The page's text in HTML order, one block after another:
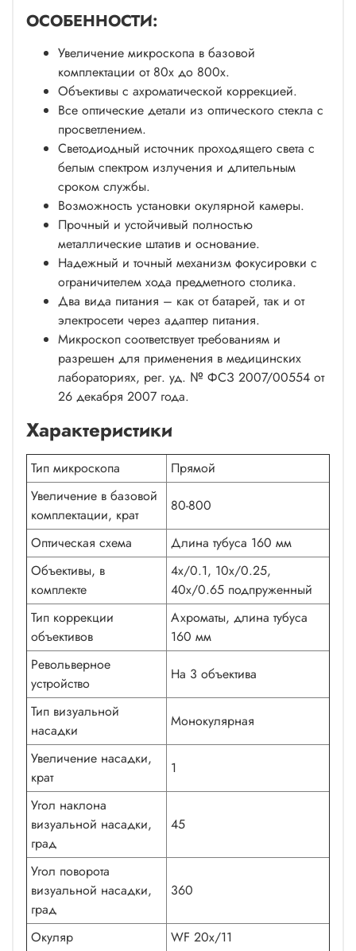
ОСОБЕННОСТИ:
Увеличение микроскопа в базовой
комплектации от 80х до 800х.
Объективы с ахроматической коррекцией.
Все оптические детали из оптического стекла с
просветлением.
Светодиодный источник проходящего света с
белым спектром излучения и длительным
сроком службы.
Возможность установки окулярной камеры.
Прочный и устойчивый полностью
металлические штатив и основание.
Надежный и точный механизм фокусировки с
ограничителем хода предметного столика.
Два вида питания – как от батарей, так и от
электросети через адаптер питания.
Микроскоп соответствует требованиям и
разрешен для применения в медицинских
лабораториях, рег. уд. № ФСЗ 2007/00554 от
26 декабря 2007 года.
Характеристики
Тип микроскопа
Прямой
Увеличение в базовой
комплектации, крат
80-800
Оптическая схема
Длина тубуса 160 мм
Объективы, в
комплекте
4x/0.1, 10x/0.25,
40x/0.65 подпруженный
Тип коррекции
объективов
Ахроматы, длина тубуса
160 мм
Револьверное
устройство
На 3 объектива
Тип визуальной
насадки
Монокулярная
Увеличение насадки,
крат
1
Угол наклона
визуальной насадки,
град
45
Угол поворота
визуальной насадки,
град
360
Окуляр WF 20х/11